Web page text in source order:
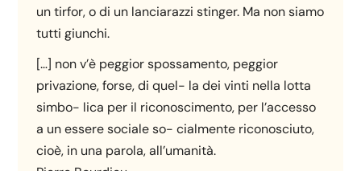
un tirfor, o di un lanciarazzi stinger. Ma non siamo
tutti giunchi.
[…] non v’è peggior spossamento, peggior
privazione, forse, di quel- la dei vinti nella lotta
simbo- lica per il riconoscimento, per l’accesso
a un essere sociale so- cialmente riconosciuto,
cioè, in una parola, all’umanità.